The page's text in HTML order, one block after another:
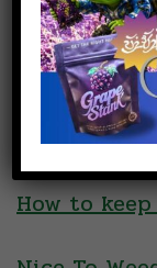
บทความอื่นที่น่
What’re
important
How to